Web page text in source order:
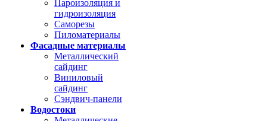
Пароизоляция и
гидроизоляция
Саморезы
Пиломатериалы
Фасадные материалы
Металлический
сайдинг
Виниловый
сайдинг
Сэндвич-панели
Водостоки